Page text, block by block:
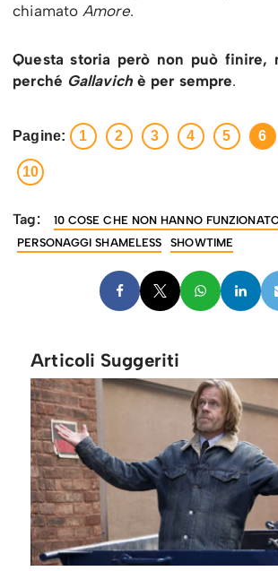
chiamato Amore.
Questa storia però non può finire,
perché Gallavichè per sempre.
Pagine: 1 2 3 4 5 6
10
Tag: 10 COSE CHE NON HANNO
PERSONAGGI SHAMELESS
SHOWTIME
Articoli Suggeriti